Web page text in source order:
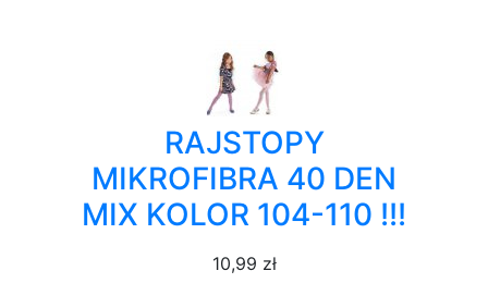
RAJSTOPY
MIKROFIBRA 40 DEN
MIX KOLOR 104-110 !!!
10,99 zł